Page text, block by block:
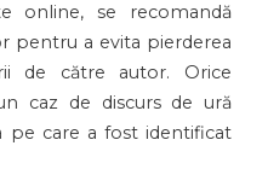
online, se recomandă
pentru a evita pierderea
de către autor. Orice
caz de discurs de ură
pe care a fost identificat